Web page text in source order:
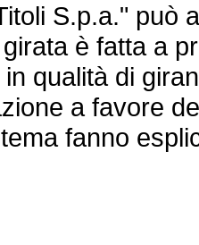
S.p.a." può
è fatta a
qualità di
a favore
fanno